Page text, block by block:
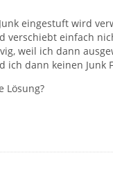
eingestuft wird
verschiebt einfach
weil ich dann
ich dann keinen Junk
Lösung?